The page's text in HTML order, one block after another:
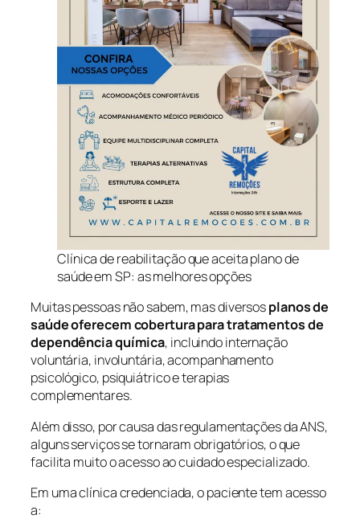
Clínica de reabilitação que aceita plano de
saúde em SP: as melhores opções
Muitas pessoas não sabem, mas diversosplanos de
saúde oferecem cobertura para tratamentos de
dependência química, incluindo internação
voluntária, involuntária, acompanhamento
psicológico, psiquiátrico e terapias
complementares.
Além disso, por causa das regulamentações da ANS,
alguns serviços se tornaram obrigatórios, o que
facilita muito o acesso ao cuidado especializado.
Em uma clínica credenciada, o paciente tem acesso
a: